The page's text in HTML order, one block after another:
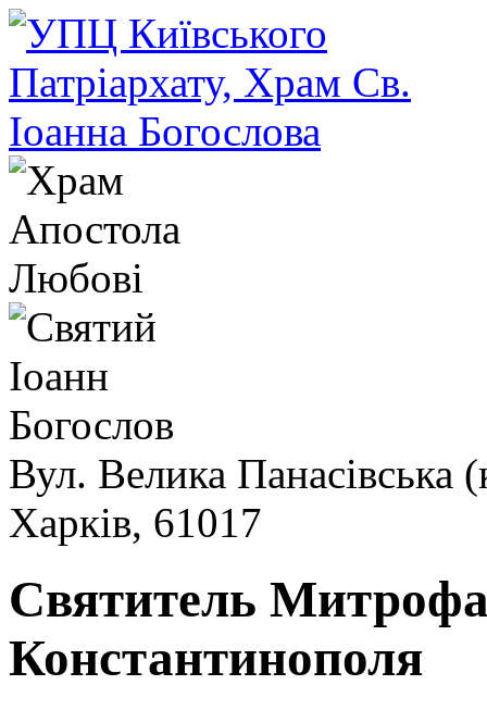
Вул. Велика Панасівська
Харків, 61017
Святитель
Константинополя